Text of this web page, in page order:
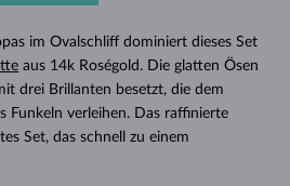
im Ovalschliff dominiert dieses Set
aus 14k Roségold. Die glatten Ösen
drei Brillanten besetzt, die dem
Funkeln verleihen. Das raffinierte
Set, das schnell zu einem